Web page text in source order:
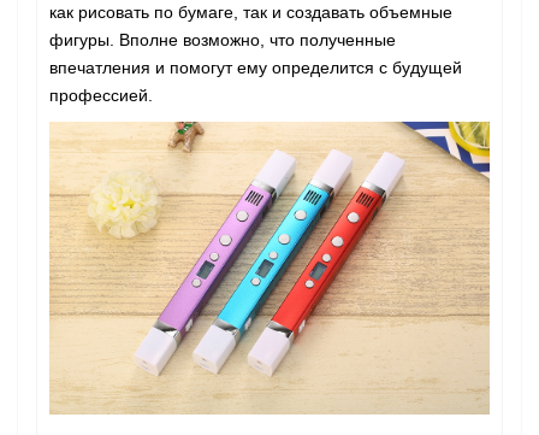
как рисовать по бумаге, так и создавать объемные
фигуры. Вполне возможно, что полученные
впечатления и помогут ему определится с будущей
профессией.